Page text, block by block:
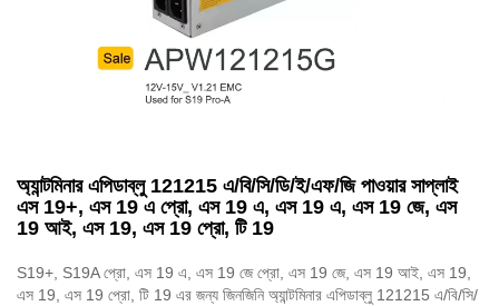
অ্যান্টমিনার এপিডাব্লু 121215 এ/বি/সি/ডি/ই/এফ/জি পাওয়ার সাপ্লাই
এস 19+, এস 19 এ প্রো, এস 19 এ, এস 19 এ, এস 19 জে, এস
19 আই, এস 19, এস 19 প্রো, টি 19
S19+, S19A প্রো, এস 19 এ, এস 19 জে প্রো, এস 19 জে, এস 19 আই, এস 19,
এস 19, এস 19 প্রো, টি 19 এর জন্য জিনজিনি অ্যান্টমিনার এপিডাব্লু 121215 এ/বি/সি/